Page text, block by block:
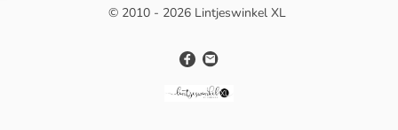
© 2010 - 2026 Lintjeswinkel XL